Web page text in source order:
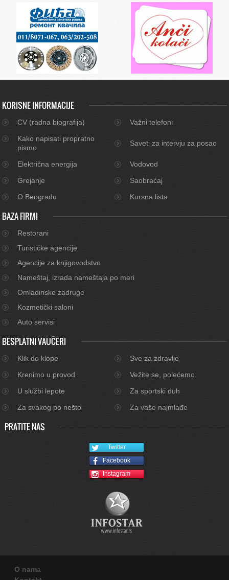
KORISNE INFORMACIJE
CV (radna biografija)
Važni telefoni
Kako napisati propratno
pismo
Saveti za intervju za posao
Električna energija
Vodovod
Grejanje
Saobraćaj
O Beogradu
Kursna lista
BAZA FIRMI
Restorani
Turističke agencije
Agencije za knjigovodstvo
Nameštaj, izrada nameštaja po meri
Omladinske zadruge
Kozmetički saloni
Auto servisi
BESPLATNI VAUČERI
Klik do klope
Sve za zdravlje
Krenimo u provod
Vežite se, polećemo
U službi lepote
Za sportski duh
Za svakog po nešto
Za vaše najmlađe
PRATITE NAS
Twitter
Facebook
Instagram
O nama